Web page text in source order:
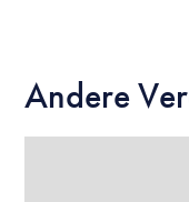
Andere